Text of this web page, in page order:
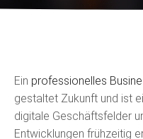
Ein professionelles
gestaltet Zukunft und ist
digitale Geschäftsfelder
Entwicklungen frühzeitig